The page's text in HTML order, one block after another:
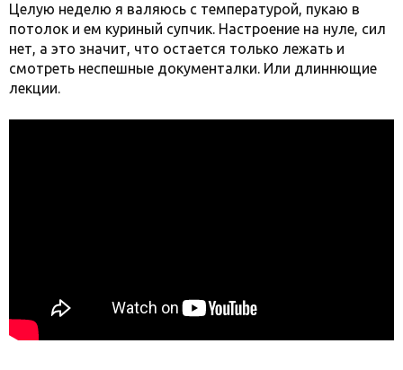
Целую неделю я валяюсь с температурой, пукаю в
потолок и ем куриный супчик. Настроение на нуле, сил
нет, а это значит, что остается только лежать и
смотреть неспешные документалки. Или длиннющие
лекции.